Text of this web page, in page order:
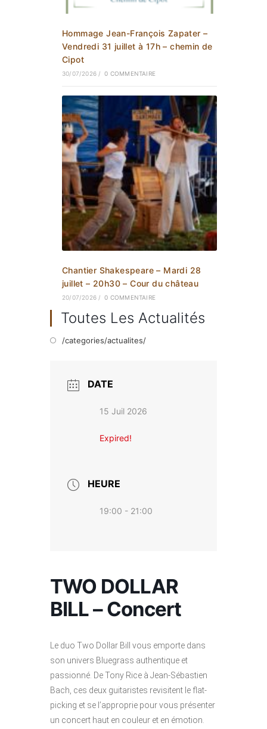
Hommage Jean-François Zapater –
Vendredi 31 juillet à 17h – chemin de
Cipot
30/07/2026 / 0 COMMENTAIRE
Chantier Shakespeare – Mardi 28
juillet – 20h30 – Cour du château
20/07/2026 / 0 COMMENTAIRE
Toutes Les Actualités
/categories/actualites/
DATE
15 Juil 2026
Expired!
HEURE
19:00 - 21:00
TWO DOLLAR
BILL – Concert
Le duo Two Dollar Bill vous emporte dans
son univers Bluegrass authentique et
passionné. De Tony Rice à Jean-Sébastien
Bach, ces deux guitaristes revisitent le flat-
picking et se l’approprie pour vous présenter
un concert haut en couleur et en émotion.